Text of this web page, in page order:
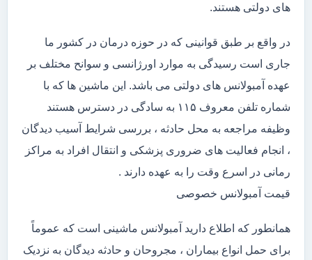
های دولتی هستند.
در واقع بر طبق قوانینی که در حوزه درمان در کشور ما
جاری است رسیدگی به موارد اورژانسی و سوانح مختلف بر
عهده آمبولانس های دولتی می باشد. این ماشین ها که با
شماره تلفن معروف ۱۱۵ به سادگی در دسترس هستند
وظیفه مراجعه به محل حادثه ، بررسی شرایط آسیب دیدگان
، انجام فعالیت های ضروری پزشکی و انتقال افراد به مراکز
رمانی در اسرع وقت را به عهده دارند .
قیمت آمبولانس خصوصی
همانطور که اطلاع دارید آمبولانس ماشینی است که عموماً
برای حمل انواع بیماران ، مجروحان و حادثه دیدگان به نزدیک